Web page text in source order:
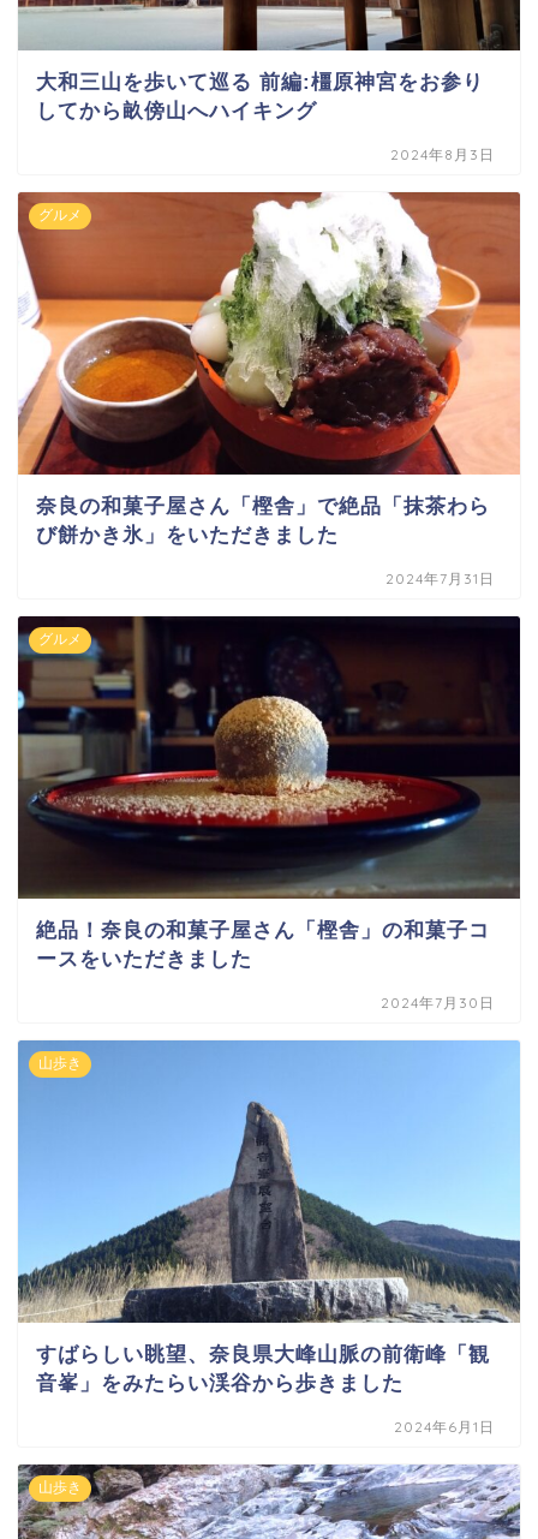
大和三山を歩いて巡る 前編:橿原神宮をお参り
してから畝傍山へハイキング
2024年8月3日
グルメ
奈良の和菓子屋さん「樫舎」で絶品「抹茶わら
び餅かき氷」をいただきました
2024年7月31日
グルメ
絶品！奈良の和菓子屋さん「樫舎」の和菓子コ
ースをいただきました
2024年7月30日
山歩き
すばらしい眺望、奈良県大峰山脈の前衛峰「観
音峯」をみたらい渓谷から歩きました
2024年6月1日
山歩き